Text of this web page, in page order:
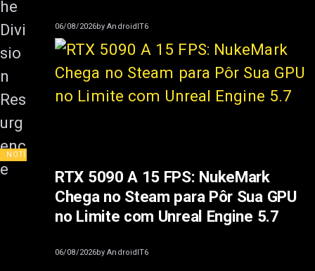
NOTÍCIAS
06/08/2026byAndroidIT6
RTX 5090 A 15 FPS: NukeMark
Chega no Steam para Pôr Sua GPU
no Limite com Unreal Engine 5.7
06/08/2026byAndroidIT6